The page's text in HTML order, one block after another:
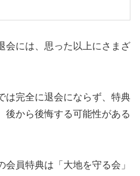
会には、思った以上にさまざ
は完全に退会にならず、特典
後から後悔する可能性がある
員特典は「大地を守る会」